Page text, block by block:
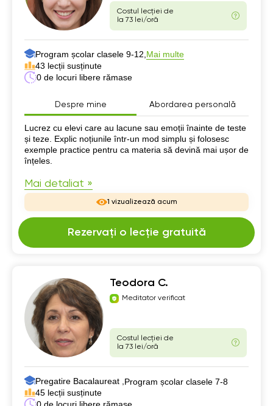
Costul lecției de
la 73 lei/oră
Program școlar clasele 9-12, Mai multe
43 lecții susținute
0 de locuri libere rămase
Despre mine Abordarea personală
Despre mine
Lucrez cu elevi care au lacune sau emoții înainte de teste
și teze. Explic noțiunile într-un mod simplu și folosesc
exemple practice pentru ca materia să devină mai ușor de
înțeles.
Mai detaliat »
1 vizualizează acum
Rezervați o lecție gratuită
Teodora C.
Meditator verificat
Costul lecției de
la 73 lei/oră
Pregatire Bacalaureat , Program școlar clasele 7-8
45 lecții susținute
0 de locuri libere rămase